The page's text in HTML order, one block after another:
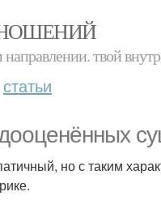
твой
статьи
но с таким